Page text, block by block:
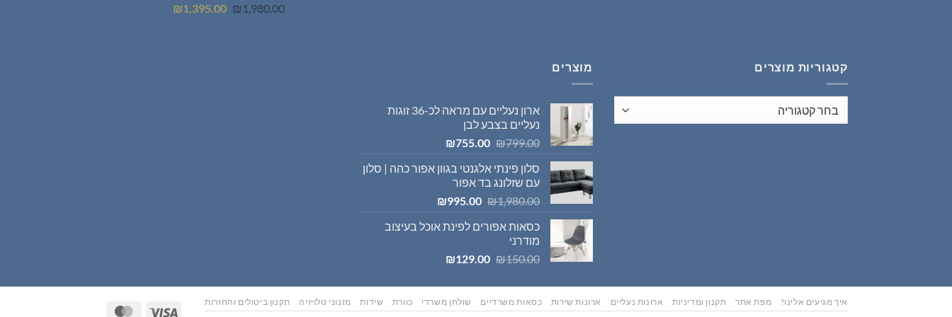
₪ 1,980.00
המחיר
₪1,395.00
המחיר
קטגוריות מוצרים
מוצרים
ארון נעליים עם מראה לכ-36 זוגות
נעליים בצבע לבן
₪799.00
המחיר
היה:
₪799.00.
₪755.00
המחיר
הוא:
סלון פינתי אלגנטי בגוון אפור כהה | סלון
עם שזלונג בד אפור
₪1,980.00
המחיר
היה:
₪995.00
המחיר
הוא:
כסאות אפורים לפינת אוכל בעיצוב
מודרני
₪150.00
המחיר
היה:
₪150.00.
₪129.00
המחיר
הוא:
₪129.00.
Visa
איך מגיעים אלינו? מפת אתר תקנון ומדיניות ארונות נעליים ארונות שירות כסאות משרדיים שולחן משרדי כוורת שידות מזנוני טלויזיה תקנון ביטולים והחזרות